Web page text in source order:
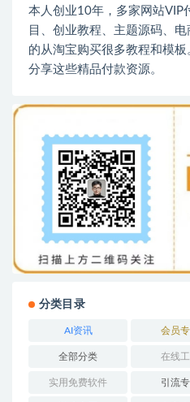
本人创业10年，多家网站VIP
目、创业教程、主题源码、
的从淘宝购买很多教程和模
分享这些精品付款资源。
分类目录
AI资讯 会员
全部分类 在线
实用免费软件 引流